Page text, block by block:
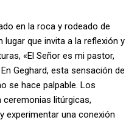
en la roca y rodeado de
que invita a la reflexión y
«El Señor es mi pastor,
Geghard, esta sensación de
se hace palpable. Los
ceremonias litúrgicas,
experimentar una conexión